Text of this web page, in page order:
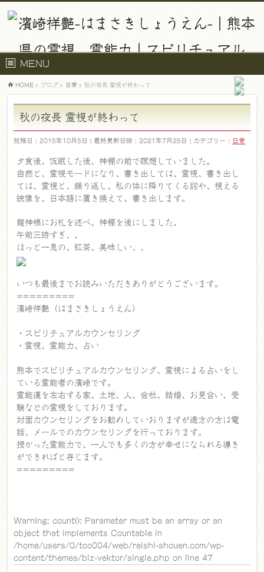
MENU
HOME» ブログ» 日常» 秋の夜長 霊視が終わって
秋の夜長 霊視が終わって
投稿日 : 2015年10月5日 最終更新日時 : 2021年7月25日 カテゴリー : 日常
夕食後、仮眠した後、神棚の前で瞑想していました。
自然と、霊視モードになり、書き出しては、霊視、書き出し
ては、霊視と、繰り返し、私の体に降りてくる詞や、視える
映像を、日本語に置き換えて、書き出します。
龍神様にお礼を述べ、神棚を後にしました、
午前三時すぎ、、
ほっと一息の、紅茶、美味しい、、
いつも最後までお読みいただきありがとうございます。
=========
濱崎祥艶（はまさきしょうえん）
・スピリチュアルカウンセリング
・霊視、霊能力、占い
熊本でスピリチュアルカウンセリング、霊視による占いをし
ている霊能者の濱崎です。
霊能運を左右する家、土地、人、会社、結婚、お見合い、受
験などの霊視をしております。
対面カウンセリングをお勧めしていおりますが遠方の方は電
話、メールでのカウンセリングを行っております。
授かった霊能力で、一人でも多くの方が幸せになられる導き
ができればと存じます。
=========
Warning: count(): Parameter must be an array or an
object that implements Countable in
/home/users/0/too004/web/reishi-shouen.com/wp-
content/themes/biz-vektor/single.php on line47